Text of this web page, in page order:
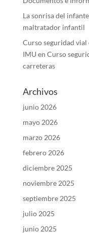
La sonrisa del
maltratador infantil
Curso seguridad vial
IMU en Curso
carreteras
Archivos
junio 2026
mayo 2026
marzo 2026
febrero 2026
diciembre 2025
noviembre 2025
septiembre 2025
julio 2025
junio 2025